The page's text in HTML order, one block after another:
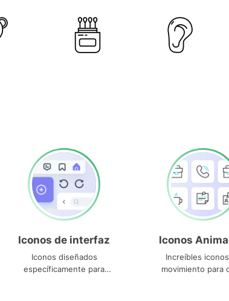
Iconos de interfaz
Iconos diseñados
específicamente para
Iconos
Increíbles
movimiento para